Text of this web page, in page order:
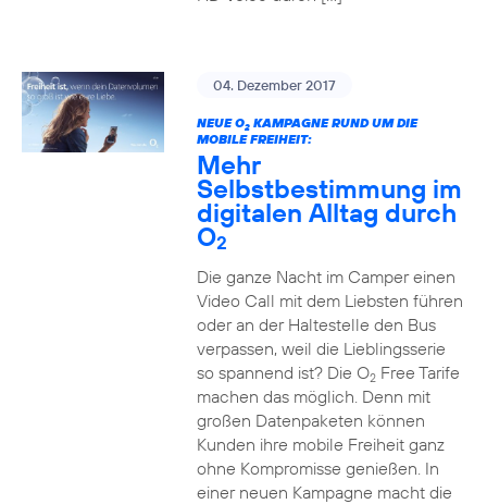
04. Dezember 2017
NEUE O2KAMPAGNE RUND UM DIE
MOBILE FREIHEIT:
Mehr
Selbstbestimmung im
digitalen Alltag durch
O2
Die ganze Nacht im Camper einen
Video Call mit dem Liebsten führen
oder an der Haltestelle den Bus
verpassen, weil die Lieblingsserie
so spannend ist? Die O2Free Tarife
machen das möglich. Denn mit
großen Datenpaketen können
Kunden ihre mobile Freiheit ganz
ohne Kompromisse genießen. In
einer neuen Kampagne macht die